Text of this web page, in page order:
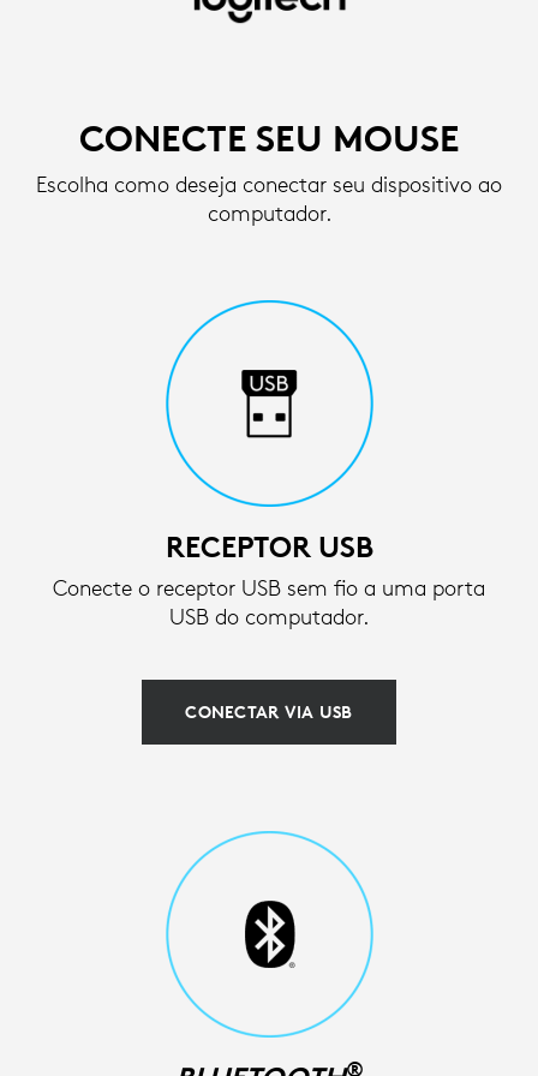
INSTRUÇÕES
CONFIGURAÇÃO
PARA
LOGITECH
CONECTE SEU MOUSE
Escolha como deseja conectar seu dispositivo ao
computador.
RECEPTOR USB
Conecte o receptor USB sem fio a uma porta
USB do computador.
CONECTAR VIA USB
®